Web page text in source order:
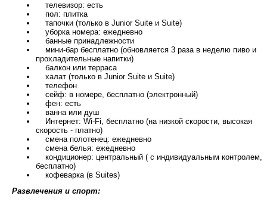
телевизор: есть
пол: плитка
тапочки (только в Junior Suite и Suite)
уборка номера: ежедневно
банные принадлежности
мини-бар бесплатно (обновляется 3 раза в неделю пиво и
прохладительные напитки)
балкон или терраса
халат (только в Junior Suite и Suite)
телефон
сейф: в номере, бесплатно (электронный)
фен: есть
ванна или душ
Интернет: Wi-Fi, бесплатно (на низкой скорости, высокая
скорость - платно)
смена полотенец: ежедневно
смена белья: ежедневно
кондиционер: центральный ( с индивидуальным контролем,
бесплатно)
кофеварка (в Suites)
Развлечения и спорт: